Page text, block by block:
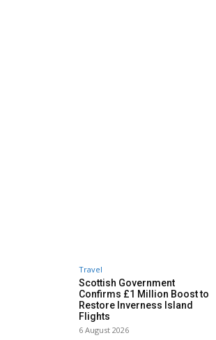
Travel
Scottish Government
Confirms £1 Million Boost to
Restore Inverness Island
Flights
6 August 2026